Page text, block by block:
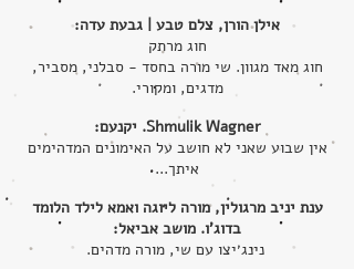
אילן הורן, צלם טבע | גבעת עדה:
חוג מרתק
חוג מאד מגוון. שי מורה בחסד - סבלני, מסביר,
מדגים, ומקורי.
Shmulik Wagner. יקנעם:
אין שבוע שאני לא חושב על האימונים המדהימים
איתך...
ענת יניב מרגולין, מורה ליוגה ואמא לילד הלומד
בדוג'ו. מושב אביאל:
נינג׳יצו עם שי, מורה מדהים.